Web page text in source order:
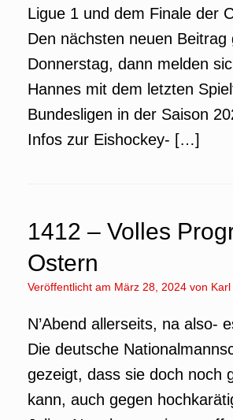
Ligue 1 und dem Finale der
Den nächsten neuen Beitrag
Donnerstag, dann melden
Hannes mit dem letzten
Bundesligen in der Saison
Infos zur Eishockey- […]
1412 – Volles
Ostern
Veröffentlicht am März 28, 2024 von Karl
N’Abend allerseits, na also-
Die deutsche
gezeigt, dass sie doch noch
kann, auch gegen